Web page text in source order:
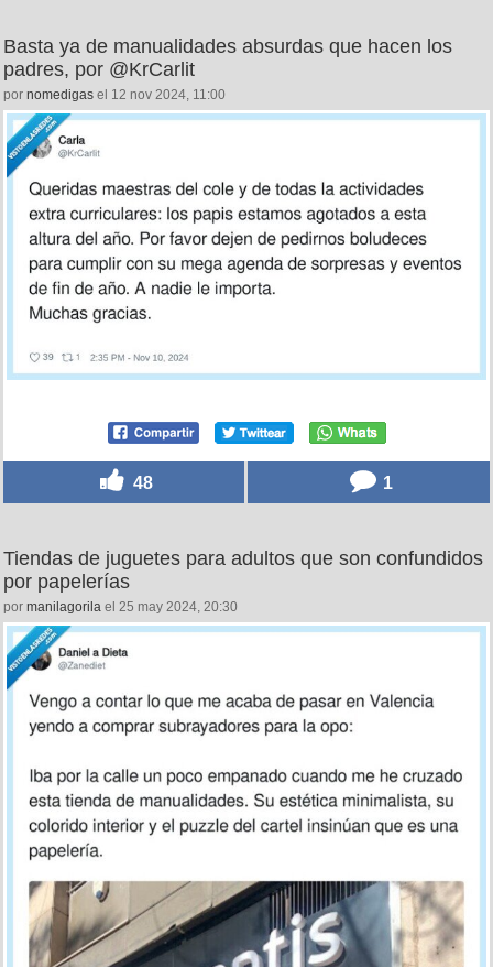
Basta ya de manualidades absurdas que hacen los
padres, por @KrCarlit
por nomedigas el 12 nov 2024, 11:00
48 1
Tiendas de juguetes para adultos que son confundidos
por papelerías
por manilagorila el 25 may 2024, 20:30